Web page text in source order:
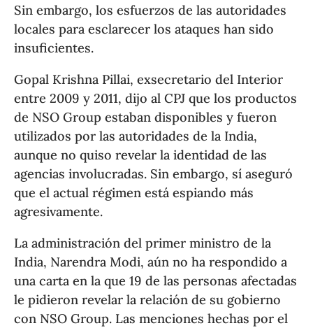
Sin embargo, los esfuerzos de las autoridades
locales para esclarecer los ataques han sido
insuficientes.
Gopal Krishna Pillai, exsecretario del Interior
entre 2009 y 2011, dijo al CPJ que los productos
de NSO Group estaban disponibles y fueron
utilizados por las autoridades de la India,
aunque no quiso revelar la identidad de las
agencias involucradas. Sin embargo, sí aseguró
que el actual régimen está espiando más
agresivamente.
La administración del primer ministro de la
India, Narendra Modi, aún no ha respondido a
una carta en la que 19 de las personas afectadas
le pidieron revelar la relación de su gobierno
con NSO Group. Las menciones hechas por el